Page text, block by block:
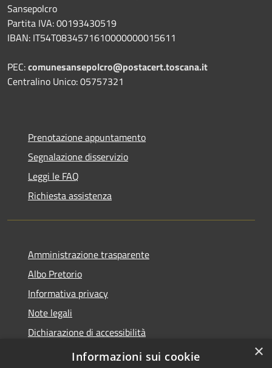
Sansepolcro
Partita IVA: 00193430519
IBAN: IT54T0834571610000000015611
PEC:comunesansepolcro@postacert.toscana.it
Centralino Unico: 05757321
Prenotazione appuntamento
Segnalazione disservizio
Leggi le FAQ
Richiesta assistenza
Amministrazione trasparente
Albo Pretorio
Informativa privacy
Note legali
Dichiarazione di accessibilità
Piano di miglioramento dei servizi
×
Informazioni sui cookie